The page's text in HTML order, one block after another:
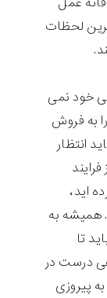
لحظات
خود نمی
به فروش
انتظار
اید،
همیشه به
تا
درست در
پیروزی